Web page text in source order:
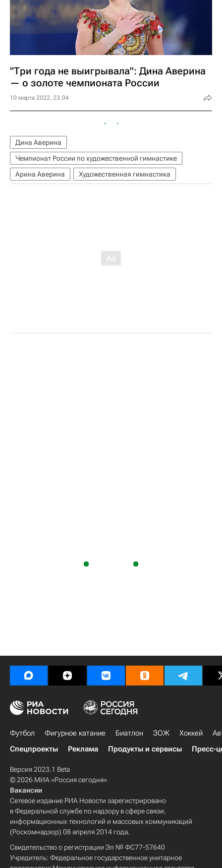
"Три года не выигрывала": Дина Аверина
— о золоте чемпионата России
10 марта 2022, 23:04
Дина Аверина
Чемпионат России по художественной гимнастике
Арина Аверина
Художественная гимнастика
Футбол Фигурное катание Биатлон ЗОЖ Хоккей
Спецпроекты
Реклама Продукты и сервисы Пресс-
Версия 2023.1 Beta
© 2026 МИА «Россия сегодня»
Вакансии
Сетевое издание РИА Новости зарегистрировано
в Федеральной службе по надзору в сфере связи,
информационных технологий и массовых коммуникаций
(Роскомнадзор) 08 апреля 2014 года.
Свидетельство о регистрации Эл № ФС77-57640
Учредитель: Федеральное государственное унитарное